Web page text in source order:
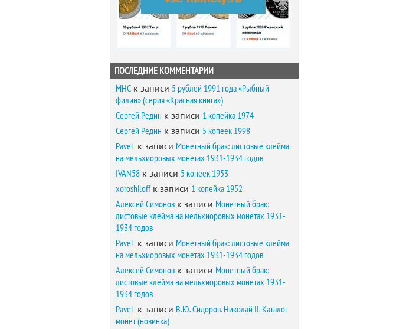
ПОСЛЕДНИЕ КОММЕНТАРИИ
MHC к записи 5 рублей 1991 года «Рыбный
филин» (серия «Красная книга»)
Сергей Редин к записи 1 копейка 1974
Сергей Редин к записи 5 копеек 1998
PaveL к записи Монетный брак: листовые клейма
на мельхиоровых монетах 1931-1934 годов
IVAN58 к записи 5 копеек 1953
xoroshiloffк записи 1 копейка 1952
Алексей Симонов к записи Монетный брак:
листовые клейма на мельхиоровых монетах 1931-
1934 годов
PaveL к записи Монетный брак: листовые клейма
на мельхиоровых монетах 1931-1934 годов
Алексей Симонов к записи Монетный брак:
листовые клейма на мельхиоровых монетах 1931-
1934 годов
PaveL к записи В.Ю. Сидоров. Николай II. Каталог
монет (новинка)